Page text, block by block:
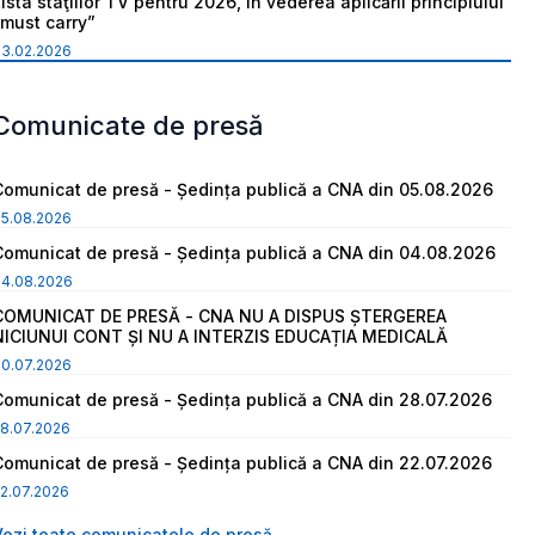
carry”
de presă
de presă - Ședința publică a CNA din 05.08.2026
de presă - Ședința publică a CNA din 04.08.2026
DE PRESĂ - CNA NU A DISPUS ȘTERGEREA
CONT ȘI NU A INTERZIS EDUCAȚIA MEDICALĂ
de presă - Ședința publică a CNA din 28.07.2026
de presă - Ședința publică a CNA din 22.07.2026